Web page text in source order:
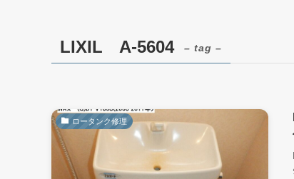
LIXIL A-5604 – tag –
ロータンク修理